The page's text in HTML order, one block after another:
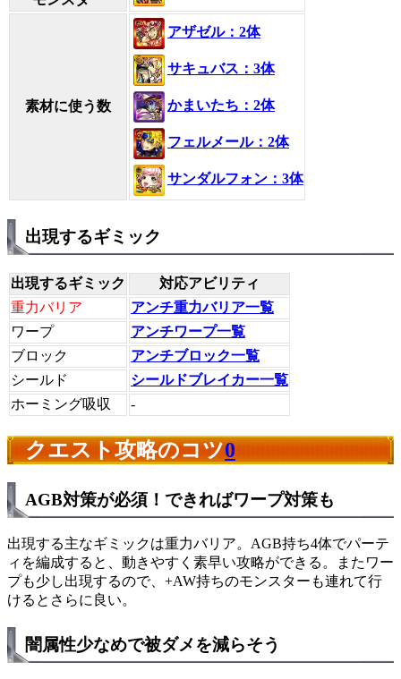
素材に使う数
アザゼル：2体
サキュバス：3体
かまいたち：2体
フェルメール：2体
サンダルフォン：3体
出現するギミック
出現するギミック
対応アビリティ
重力バリア
アンチ重力バリア一覧
ワープ
アンチワープ一覧
ブロック
アンチブロック一覧
シールド
シールドブレイカー一覧
ホーミング吸収
-
クエスト攻略のコツ0
AGB対策が必須！できればワープ対策も
出現する主なギミックは重力バリア。AGB持ち4体でパーテ
ィを編成すると、動きやすく素早い攻略ができる。またワー
プも少し出現するので、+AW持ちのモンスターも連れて行
けるとさらに良い。
闇属性少なめで被ダメを減らそう